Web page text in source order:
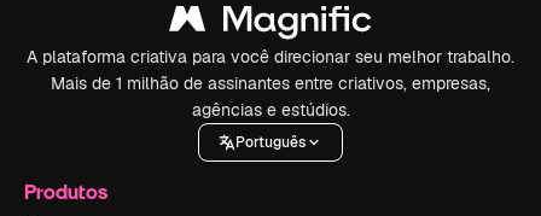
A plataforma criativa para você direcionar seu melhor trabalho.
Mais de 1 milhão de assinantes entre criativos, empresas,
agências e estúdios.
Português
Produtos